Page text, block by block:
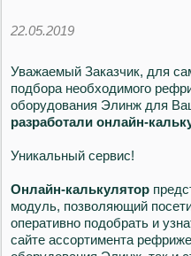
22.05.2019
Уважаемый Заказчик, для
подбора необходимого
оборудования Элинж для
разработали онлайн-
Уникальный сервис!
Онлайн-калькулятор
модуль, позволяющий
оперативно подобрать и
сайте ассортимента